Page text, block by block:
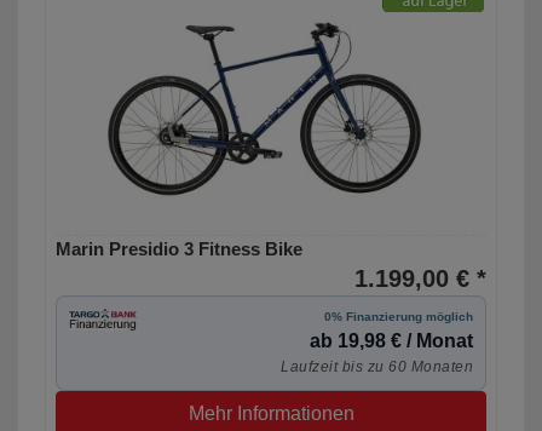
Marin Presidio 3 Fitness Bike
1.199,00 € *
0% Finanzierung möglich
ab 19,98 € / Monat
Laufzeit bis zu 60 Monaten
Mehr Informationen